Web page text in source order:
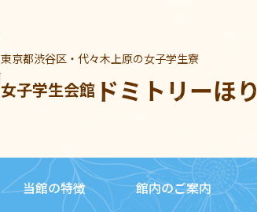
東京都渋谷区・代々木上原の女子学生寮
女子学生会館 ドミトリーほり
当館の特徴 館内のご案内